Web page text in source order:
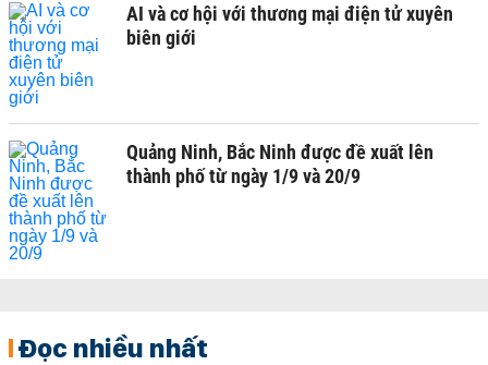
AI và cơ hội với thương mại điện tử xuyên
biên giới
Quảng Ninh, Bắc Ninh được đề xuất lên
thành phố từ ngày 1/9 và 20/9
Đọc nhiều nhất